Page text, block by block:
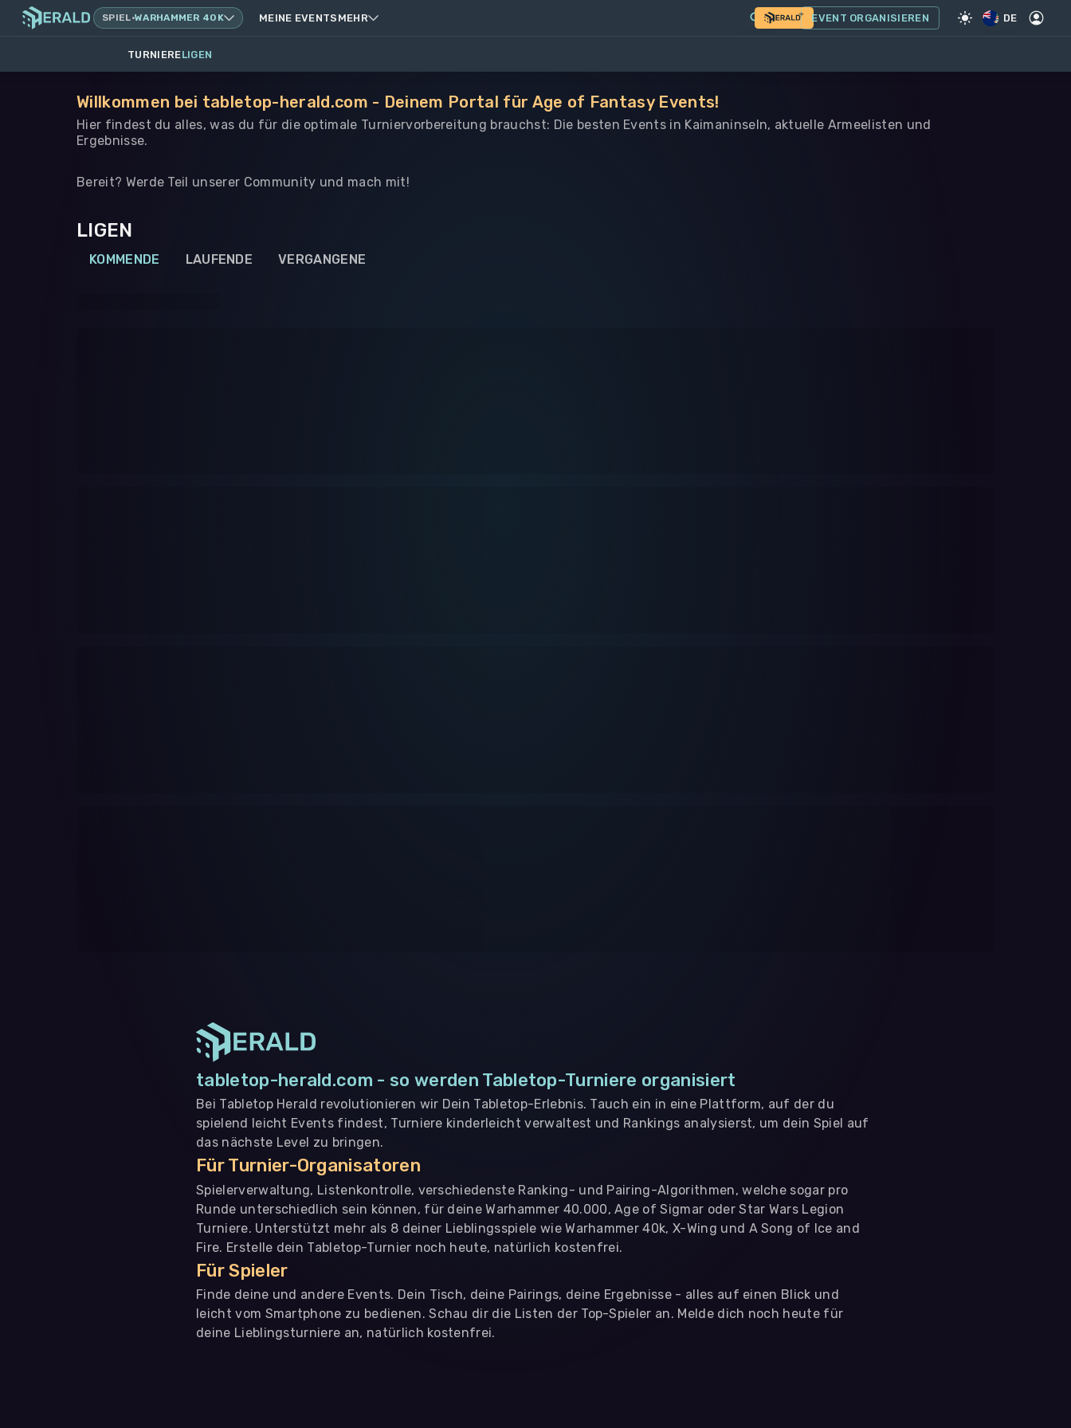
SPIEL·WARHAMMER 40K MEINE EVENTS MEHR EVENT ORGANISIEREN DE
TURNIERELIGEN
Willkommen bei tabletop-herald.com - Deinem Portal für Age of Fantasy Events!
Hier findest du alles, was du für die optimale Turniervorbereitung brauchst: Die besten Events in Kaimaninseln, aktuelle Armeelisten und
Ergebnisse.
Bereit? Werde Teil unserer Community und mach mit!
LIGEN
KOMMENDE LAUFENDE VERGANGENE
tabletop-herald.com - so werden Tabletop-Turniere organisiert
Bei Tabletop Herald revolutionieren wir Dein Tabletop-Erlebnis. Tauch ein in eine Plattform, auf der du
spielend leicht Events findest, Turniere kinderleicht verwaltest und Rankings analysierst, um dein Spiel auf
das nächste Level zu bringen.
Für Turnier-Organisatoren
Spielerverwaltung, Listenkontrolle, verschiedenste Ranking- und Pairing-Algorithmen, welche sogar pro
Runde unterschiedlich sein können, für deine Warhammer 40.000, Age of Sigmar oder Star Wars Legion
Turniere. Unterstützt mehr als 8 deiner Lieblingsspiele wie Warhammer 40k, X-Wing und A Song of Ice and
Fire. Erstelle dein Tabletop-Turnier noch heute, natürlich kostenfrei.
Für Spieler
Finde deine und andere Events. Dein Tisch, deine Pairings, deine Ergebnisse - alles auf einen Blick und
leicht vom Smartphone zu bedienen. Schau dir die Listen der Top-Spieler an. Melde dich noch heute für
deine Lieblingsturniere an, natürlich kostenfrei.